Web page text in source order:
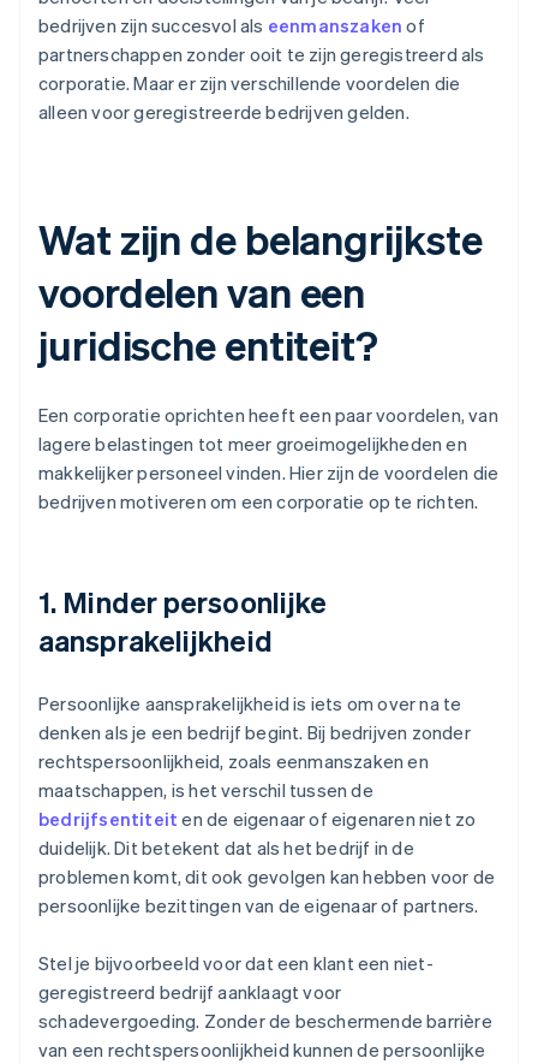
bedrijven zijn succesvol als eenmanszaken of
partnerschappen zonder ooit te zijn geregistreerd als
corporatie. Maar er zijn verschillende voordelen die
alleen voor geregistreerde bedrijven gelden.
Wat zijn de belangrijkste
voordelen van een
juridische entiteit?
Een corporatie oprichten heeft een paar voordelen, van
lagere belastingen tot meer groeimogelijkheden en
makkelijker personeel vinden. Hier zijn de voordelen die
bedrijven motiveren om een corporatie op te richten.
1. Minder persoonlijke
aansprakelijkheid
Persoonlijke aansprakelijkheid is iets om over na te
denken als je een bedrijf begint. Bij bedrijven zonder
rechtspersoonlijkheid, zoals eenmanszaken en
maatschappen, is het verschil tussen de
bedrijfsentiteit en de eigenaar of eigenaren niet zo
duidelijk. Dit betekent dat als het bedrijf in de
problemen komt, dit ook gevolgen kan hebben voor de
persoonlijke bezittingen van de eigenaar of partners.
Stel je bijvoorbeeld voor dat een klant een niet-
geregistreerd bedrijf aanklaagt voor
schadevergoeding. Zonder de beschermende barrière
van een rechtspersoonlijkheid kunnen de persoonlijke